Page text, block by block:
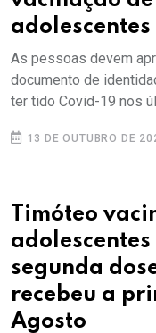
adolescentes
As pessoas devem
documento de
ter tido Covid-19 nos
13 DE OUTUBRO DE
Timóteo
adolescentes
segunda
recebeu a
Agosto